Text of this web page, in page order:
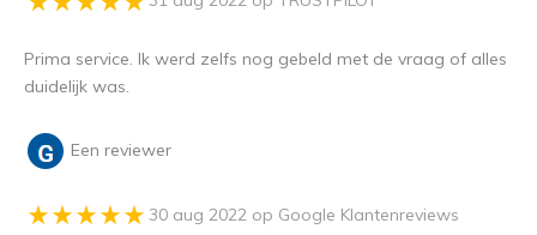
Prima service. Ik werd zelfs nog gebeld met de vraag of alles
duidelijk was.
Een reviewer
30 aug 2022 op Google Klantenreviews